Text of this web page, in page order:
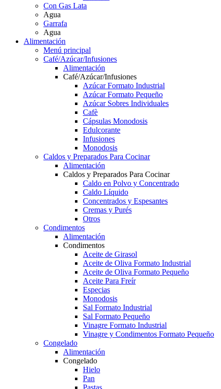
Con Gas Lata
Agua
Garrafa
Agua
Alimentación
Menú principal
Café/Azúcar/Infusiones
Alimentación
Café/Azúcar/Infusiones
Azúcar Formato Industrial
Azúcar Formato Pequeño
Azúcar Sobres Individuales
Cafè
Cápsulas Monodosis
Edulcorante
Infusiones
Monodosis
Caldos y Preparados Para Cocinar
Alimentación
Caldos y Preparados Para Cocinar
Caldo en Polvo y Concentrado
Caldo Líquido
Concentrados y Espesantes
Cremas y Purés
Otros
Condimentos
Alimentación
Condimentos
Aceite de Girasol
Aceite de Oliva Formato Industrial
Aceite de Oliva Formato Pequeño
Aceite Para Freír
Especias
Monodosis
Sal Formato Industrial
Sal Formato Pequeño
Vinagre Formato Industrial
Vinagre y Condimentos Formato Pequeño
Congelado
Alimentación
Congelado
Hielo
Pan
Pastas